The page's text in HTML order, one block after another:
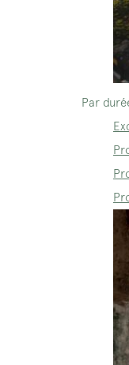
Par